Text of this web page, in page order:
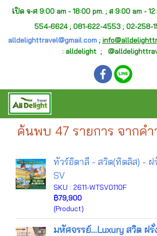
เปิด จ-ศ 9:00 am - 18:00 pm. ; ส 9:00 am -
554-6624 ; 081-622-4553 ; 02-258-
alldelighttravel@gmail.com;
: alldelight ;
ค้นพบ 47 รายการ จากคำ
ทัวร์อิตาลี - สวิต(ทิตลิส) - ฝ
SV
SKU : 2611-WTSV0110F
฿79,900
(Product)
มหัศจรรย์...Luxury สวิต ฝ